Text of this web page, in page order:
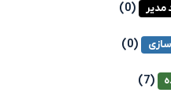
مدیر